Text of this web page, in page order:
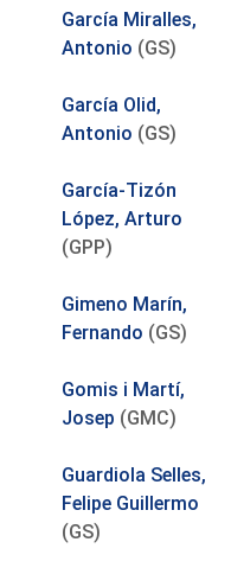
García Miralles,
Antonio (GS)
García Olid,
Antonio (GS)
García-Tizón
López, Arturo
(GPP)
Gimeno Marín,
Fernando (GS)
Gomis i Martí,
Josep (GMC)
Guardiola Selles,
Felipe Guillermo
(GS)